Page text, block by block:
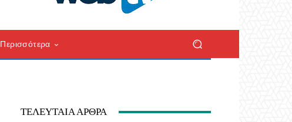
Περισσότερα
ΤΕΛΕΥΤΑΊΑ ΆΡΘΡΑ